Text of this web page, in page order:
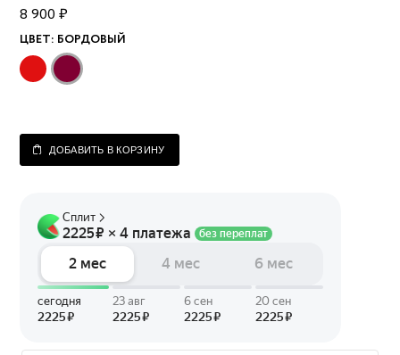
8 900 ₽
ЦВЕТ: БОРДОВЫЙ
ДОБАВИТЬ В КОРЗИНУ